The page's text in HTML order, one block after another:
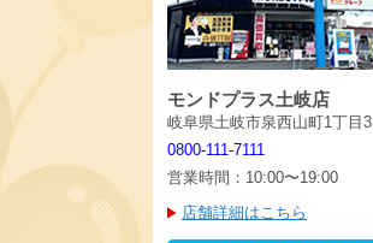
モンドプラス土岐店
岐阜県土岐市泉西山町1丁目3
0800-111-7111
営業時間：10:00〜19:00
店舗詳細はこちら